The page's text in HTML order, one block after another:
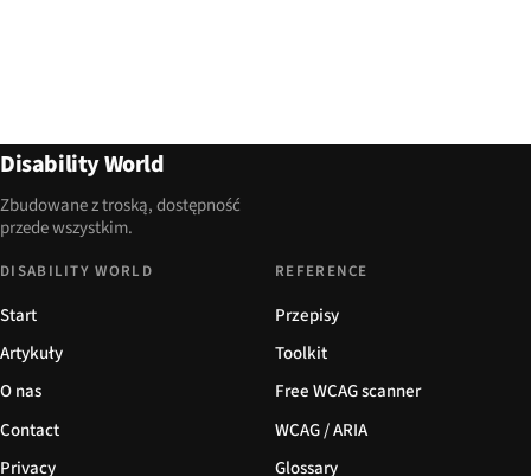
Disability World
Zbudowane z troską, dostępność
przede wszystkim.
DISABILITY WORLD
Start
Artykuły
O nas
Contact
Privacy
REFERENCE
Przepisy
Toolkit
Free WCAG scanner
WCAG / ARIA
Glossary